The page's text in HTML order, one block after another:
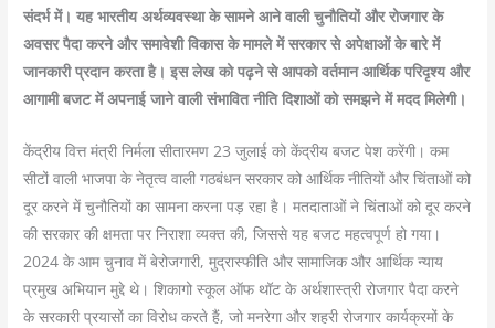
संदर्भ में। यह भारतीय अर्थव्यवस्था के सामने आने वाली चुनौतियों और रोजगार के
अवसर पैदा करने और समावेशी विकास के मामले में सरकार से अपेक्षाओं के बारे में
जानकारी प्रदान करता है। इस लेख को पढ़ने से आपको वर्तमान आर्थिक परिदृश्य और
आगामी बजट में अपनाई जाने वाली संभावित नीति दिशाओं को समझने में मदद मिलेगी।
केंद्रीय वित्त मंत्री निर्मला सीतारमण 23 जुलाई को केंद्रीय बजट पेश करेंगी। कम
सीटों वाली भाजपा के नेतृत्व वाली गठबंधन सरकार को आर्थिक नीतियों और चिंताओं को
दूर करने में चुनौतियों का सामना करना पड़ रहा है। मतदाताओं ने चिंताओं को दूर करने
की सरकार की क्षमता पर निराशा व्यक्त की, जिससे यह बजट महत्वपूर्ण हो गया।
2024 के आम चुनाव में बेरोजगारी, मुद्रास्फीति और सामाजिक और आर्थिक न्याय
प्रमुख अभियान मुद्दे थे। शिकागो स्कूल ऑफ थॉट के अर्थशास्त्री रोजगार पैदा करने
के सरकारी प्रयासों का विरोध करते हैं, जो मनरेगा और शहरी रोजगार कार्यक्रमों के